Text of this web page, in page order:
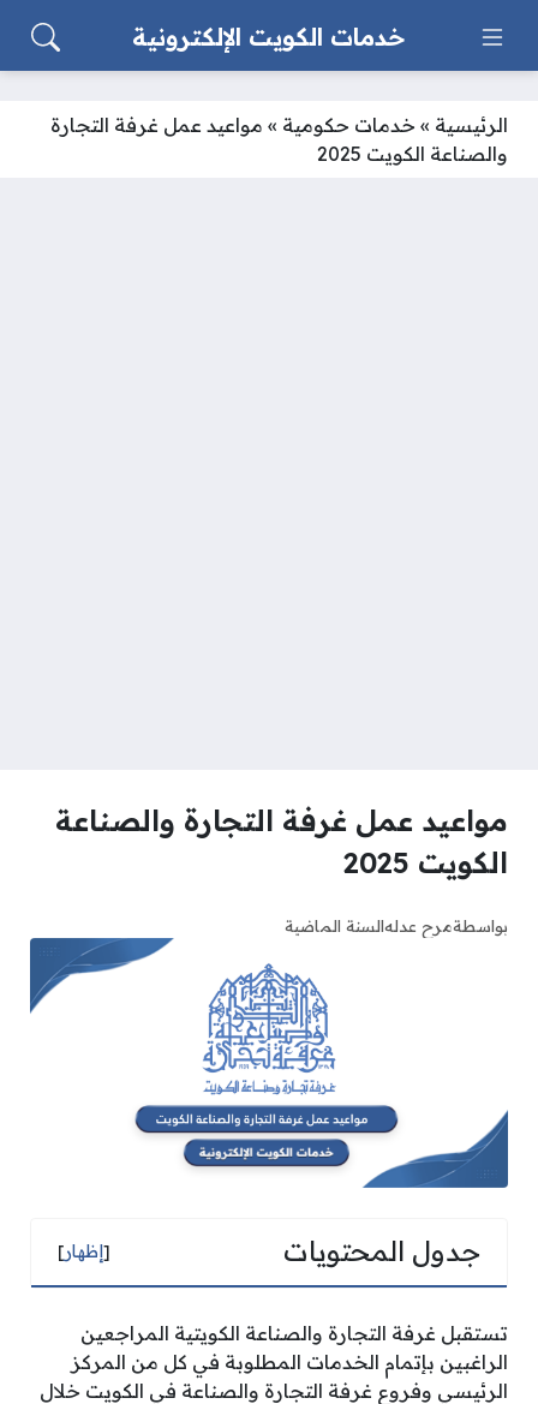
خدمات الكويت الإلكترونية
الرئيسية » خدمات حكومية » مواعيد عمل غرفة التجارة
والصناعة الكويت 2025
مواعيد عمل غرفة التجارة والصناعة
الكويت 2025
بواسطةمرح عدلهالسنة الماضية
جدول المحتويات [إظهار]
تستقبل غرفة التجارة والصناعة الكويتية المراجعين
الراغبين بإتمام الخدمات المطلوبة في كل من المركز
الرئيسي وفروع غرفة التجارة والصناعة في الكويت خلال